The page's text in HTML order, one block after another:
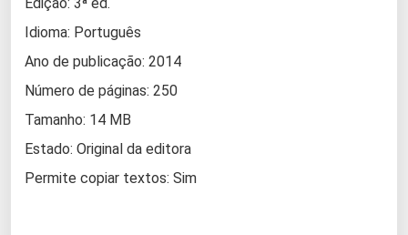
Idioma: Português
Ano de publicação: 2014
Número de páginas: 250
Tamanho: 14 MB
Estado: Original da editora
Permite copiar textos: Sim